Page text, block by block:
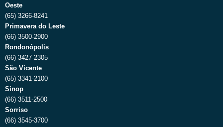
Oeste
(65) 3266-8241
Primavera do Leste
(66) 3500-2900
Rondonópolis
(66) 3427-2305
São Vicente
(65) 3341-2100
Sinop
(66) 3511-2500
Sorriso
(66) 3545-3700